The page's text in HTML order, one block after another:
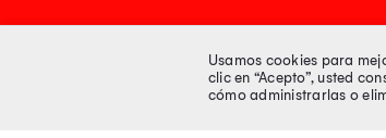
Síguenos enUsamos cookies para
clic en “Acepto”, usted
cómo administrarlas o